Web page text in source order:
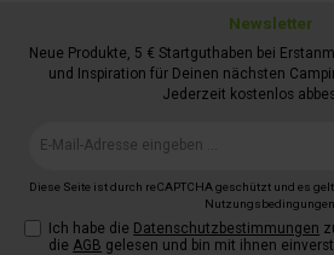
Newsletter
Neue Produkte, 5 € Startguthaben bei
und Inspiration für Deinen nächsten
Jederzeit kostenlos
Diese Seite ist durch reCAPTCHA geschützt und es
Nutzungsbedingungen
Ich habe die Datenschutzbestimmungen
die AGB gelesen und bin mit ihnen